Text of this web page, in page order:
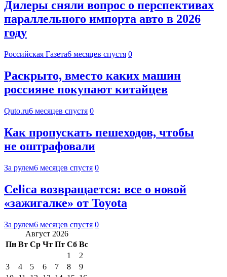
Дилеры сняли вопрос о перспективах
параллельного импорта авто в 2026
году
Российская Газета6 месяцев спустя 0
Раскрыто, вместо каких машин
россияне покупают китайцев
Quto.ru6 месяцев спустя 0
Как пропускать пешеходов, чтобы
не оштрафовали
За рулем6 месяцев спустя 0
Celica возвращается: все о новой
«зажигалке» от Toyota
За рулем6 месяцев спустя 0
Август 2026
Пн Вт Ср Чт Пт Сб Вс
1
2
3
4 5 6 7 8
9